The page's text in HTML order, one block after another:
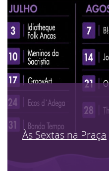
Às Sextas na Praça